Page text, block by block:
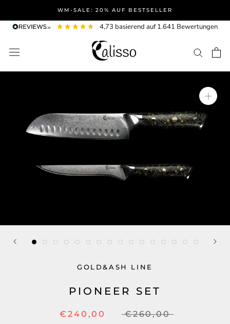
Inhalt
WM-SALE: 20% AUF BESTSELLER
4,73 basierend auf1.641 Bewertungen
GOLD&ASH LINE
PIONEER SET
€240,00
€260,00